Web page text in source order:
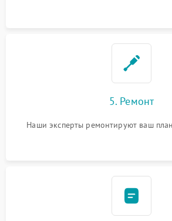
5. Ремонт
Наши эксперты ремонтируют ваш